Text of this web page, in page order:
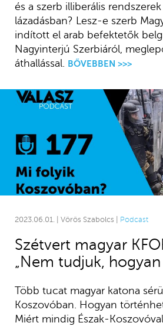
és a szerb illiberális
lázadásban? Lesz-e szerb
indított el arab befektetők
Nagyinterjú Szerbiáról,
áthallással. BŐVEBBEN >>>
2023.06.01. | Vörös Szabolcs | Podcast
Szétvert magyar
„Nem tudjuk,
Több tucat magyar katona
Koszovóban. Hogyan
Miért mindig Észak-